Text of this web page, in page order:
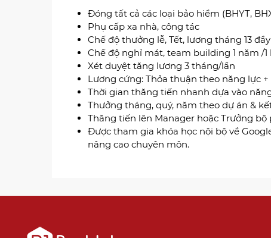
Đóng tất cả các loại bảo hiểm (BHYT,
Phụ cấp xa nhà, công tác
Chế độ thưởng lễ, Tết, lương tháng 13
Chế độ nghỉ mát, team building 1 năm /1
Xét duyệt tăng lương 3 tháng/lần
Lương cứng: Thỏa thuận theo năng lực +
Thời gian thăng tiến nhanh dựa vào
Thưởng tháng, quý, năm theo dự án &
Thăng tiến lên Manager hoặc Trưởng bộ
Được tham gia khóa học nội bộ về
nâng cao chuyên môn.